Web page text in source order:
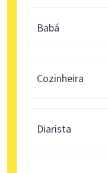
Babá
Cozinheira
Diarista